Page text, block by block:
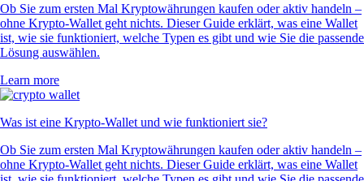
Ob Sie zum ersten Mal Kryptowährungen kaufen oder aktiv handeln –
ohne Krypto-Wallet geht nichts. Dieser Guide erklärt, was eine Wallet
ist, wie sie funktioniert, welche Typen es gibt und wie Sie die passende
Lösung auswählen.
Learn more
Was ist eine Krypto-Wallet und wie funktioniert sie?
Ob Sie zum ersten Mal Kryptowährungen kaufen oder aktiv handeln –
ohne Krypto-Wallet geht nichts. Dieser Guide erklärt, was eine Wallet